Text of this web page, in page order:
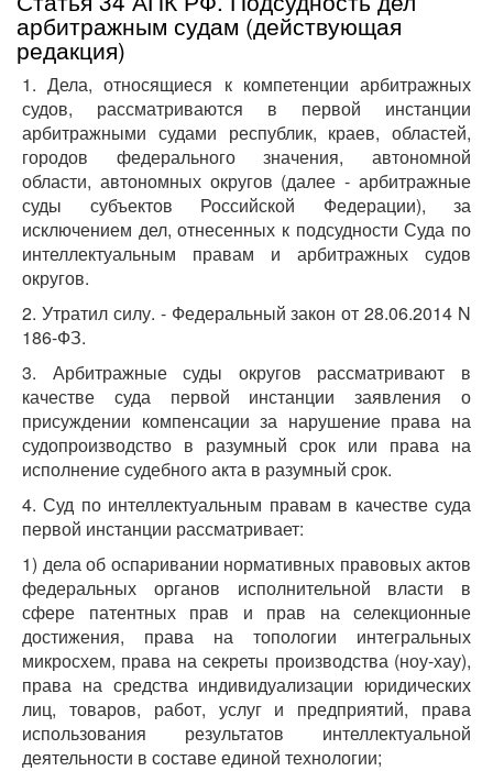
арбитражным судам (действующая
редакция)
1. Дела, относящиеся к компетенции арбитражных
судов, рассматриваются в первой инстанции
арбитражными судами республик, краев, областей,
городов федерального значения, автономной
области, автономных округов (далее - арбитражные
суды субъектов Российской Федерации), за
исключением дел, отнесенных к подсудности Суда по
интеллектуальным правам и арбитражных судов
округов.
2. Утратил силу. - Федеральный закон от 28.06.2014 N
186-ФЗ.
3. Арбитражные суды округов рассматривают в
качестве суда первой инстанции заявления о
присуждении компенсации за нарушение права на
судопроизводство в разумный срок или права на
исполнение судебного акта в разумный срок.
4. Суд по интеллектуальным правам в качестве суда
первой инстанции рассматривает:
1) дела об оспаривании нормативных правовых актов
федеральных органов исполнительной власти в
сфере патентных прав и прав на селекционные
достижения, права на топологии интегральных
микросхем, права на секреты производства (ноу-хау),
права на средства индивидуализации юридических
лиц, товаров, работ, услуг и предприятий, права
использования результатов интеллектуальной
деятельности в составе единой технологии;